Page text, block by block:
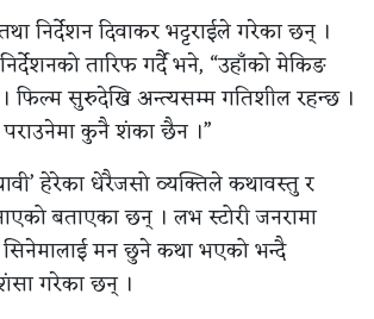
निर्देशन दिवाकर भट्टराईले गरेका छन् ।
तारिफ गर्दै भने, “उहाँको मेकिङ
फिल्म सुरुदेखि अन्त्यसम्म गतिशील रहन्छ ।
कुनै शंका छैन ।”
हेरेका धेरैजसो व्यक्तिले कथावस्तु र
बताएका छन् । लभ स्टोरी जनरामा
मन छुने कथा भएको भन्दै
गरेका छन् ।